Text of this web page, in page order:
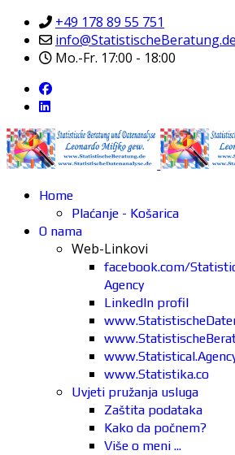
+49 178 89 55 751
info@StatistischeBeratung.de
Mo.-Fr. 17:00 - 18:00
Home
Plaćanje - Košarica
O nama
Web-Linkovi
facebook.com/
Agency
LinkedIn profil
www.Statistika.co
Uvjeti pružanja usluga
Zaštita podataka
Kako da počnem?
Više o meni ...